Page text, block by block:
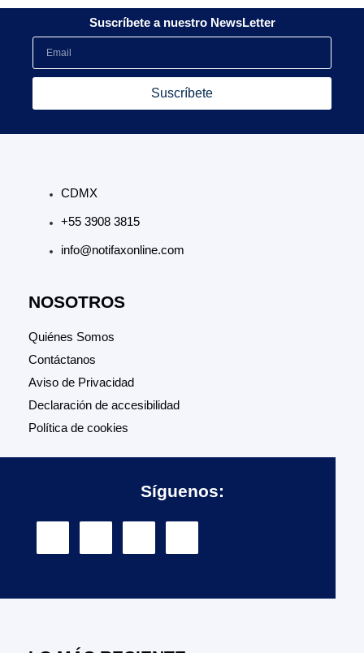
Suscríbete a nuestro NewsLetter
Suscríbete
CDMX
+55 3908 3815
info@notifaxonline.com
NOSOTROS
Quiénes Somos
Contáctanos
Aviso de Privacidad
Declaración de accesibilidad
Política de cookies
Síguenos: